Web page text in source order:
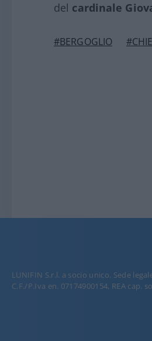
del cardinale
#BERGOGLIO
LUNIFIN S.r.l. a socio unico. Sede
C.F./P.Iva en. 07174900154, REA cap.